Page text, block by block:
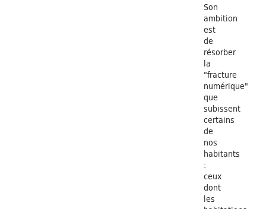
Son
ambition
est
de
résorber
la
"fracture
numérique"
que
subissent
certains
de
nos
habitants
:
ceux
dont
les